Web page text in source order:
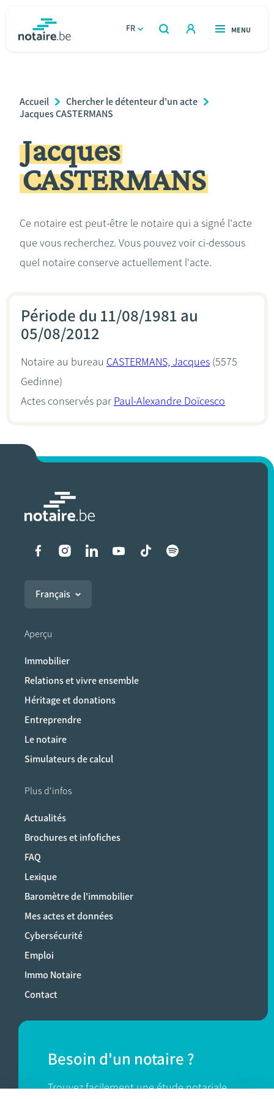
FR
OUVERT
RECHERCHER
OUVERT
MENU
Relations et vivre ensemble
Héritage et donations
Entreprendre
Calculateurs
Breadcrumb
Accueil
Chercher le détenteur d'un acte
Jacques CASTERMANS
Jacques
CASTERMANS
Ce notaire est peut-être le notaire qui a signé l'acte
que vous recherchez. Vous pouvez voir ci-dessous
quel notaire conserve actuellement l'acte.
Période du 11/08/1981 au
05/08/2012
Notaire au bureau CASTERMANS, Jacques (5575
Gedinne)
Actes conservés par Paul-Alexandre Doïcesco
Liens vers les réseaux
Français
Aperçu
Immobilier
Relations et vivre ensemble
Héritage et donations
Entreprendre
Le notaire
Simulateurs de calcul
Plus d'infos
Actualités
Brochures et infofiches
FAQ
Lexique
Baromètre de l'immobilier
Mes actes et données
Cybersécurité
Emploi
Immo Notaire
Contact
Besoin d'un notaire ?
Trouvez facilement une étude notariale